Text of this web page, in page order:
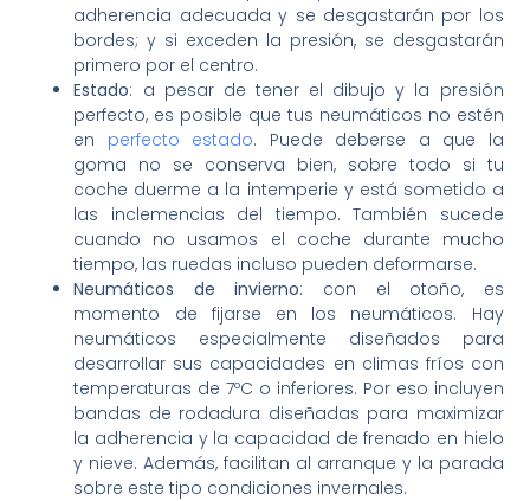
adherencia adecuada y se desgastarán por los
bordes; y si exceden la presión, se desgastarán
primero por el centro.
Estado: a pesar de tener el dibujo y la presión
perfecto, es posible que tus neumáticos no estén
en perfecto estado. Puede deberse a que la
goma no se conserva bien, sobre todo si tu
coche duerme a la intemperie y está sometido a
las inclemencias del tiempo. También sucede
cuando no usamos el coche durante mucho
tiempo, las ruedas incluso pueden deformarse.
Neumáticos de invierno: con el otoño, es
momento de fijarse en los neumáticos. Hay
neumáticos especialmente diseñados para
desarrollar sus capacidades en climas fríos con
temperaturas de 7ºC o inferiores. Por eso incluyen
bandas de rodadura diseñadas para maximizar
la adherencia y la capacidad de frenado en hielo
y nieve. Además, facilitan al arranque y la parada
sobre este tipo condiciones invernales.